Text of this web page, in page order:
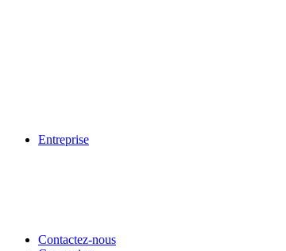
Entreprise
Contactez-nous